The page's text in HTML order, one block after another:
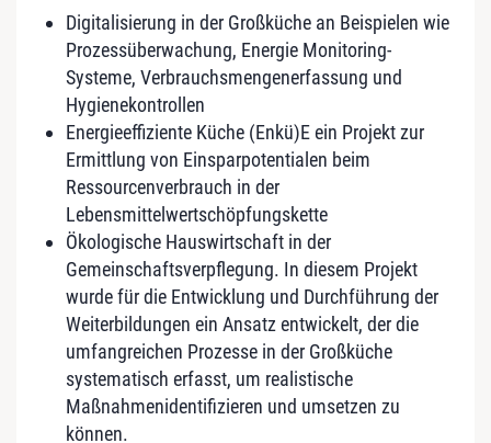
Digitalisierung in der Großküche an Beispielen wie
Prozessüberwachung, Energie Monitoring-
Systeme, Verbrauchsmengenerfassung und
Hygienekontrollen
Energieeffiziente Küche (Enkü)E ein Projekt zur
Ermittlung von Einsparpotentialen beim
Ressourcenverbrauch in der
Lebensmittelwertschöpfungskette
Ökologische Hauswirtschaft in der
Gemeinschaftsverpflegung. In diesem Projekt
wurde für die Entwicklung und Durchführung der
Weiterbildungen ein Ansatz entwickelt, der die
umfangreichen Prozesse in der Großküche
systematisch erfasst, um realistische
Maßnahmenidentifizieren und umsetzen zu
können.